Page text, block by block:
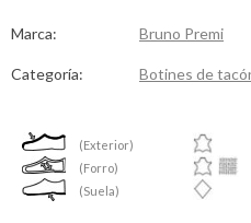
Marca: Bruno Premi
Categoría: Botines de
(Exterior)
(Forro)
(Suela)